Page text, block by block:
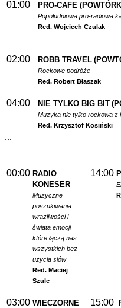
01:00 PRO-CAFE
Popołudniowa pro-radiowa
Red. Wojciech Czulak
02:00 ROBB TRAVEL
Rockowe podróże
Red. Robert Błaszak
04:00 NIE TYLKO BIG BIT
Muzyka nie tylko rockowa z
Red. Krzysztof Kosiński
...
00:00 RADIO
KONESER
Muzyczne
poszukiwania
wrażliwości i
świata emocji
które łączą nas
wszystkich bez
użycia słów
Red. Maciej
Szulc
14:00
03:00 WIECZORNE
15:00